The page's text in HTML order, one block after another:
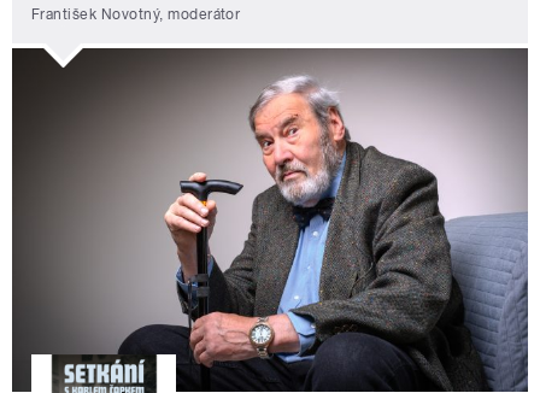
František Novotný, moderátor